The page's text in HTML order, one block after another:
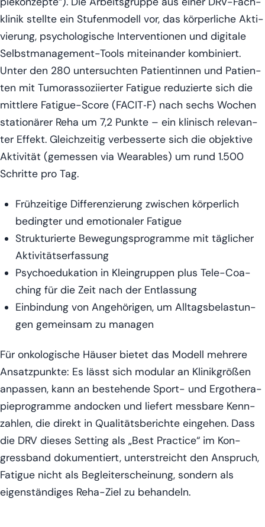
kli­nik stell­te ein Stu­fen­mo­dell vor, das kör­per­li­che Akti­
vie­rung, psy­cho­lo­gi­sche Inter­ven­tio­nen und digi­ta­le
Selbst­ma­nage­ment-Tools mit­ein­an­der kom­bi­niert.
Unter den 280 unter­such­ten Pati­en­tin­nen und Pati­en­
ten mit Tumo­r­as­so­zi­ier­ter Fati­gue redu­zier­te sich die
mitt­le­re Fati­gue-Score (FACIT‑F) nach sechs Wochen
sta­tio­nä­rer Reha um 7,2 Punk­te – ein kli­nisch rele­van­
ter Effekt. Gleich­zei­tig ver­bes­ser­te sich die objek­ti­ve
Akti­vi­tät (gemes­sen via Weara­bles) um rund 1.500
Schrit­te pro Tag.
Früh­zei­ti­ge Dif­fe­ren­zie­rung zwi­schen kör­per­lich
beding­ter und emo­tio­na­ler Fatigue
Struk­tu­rier­te Bewe­gungs­pro­gram­me mit täg­li­cher
Aktivitätserfassung
Psy­cho­edu­ka­ti­on in Klein­grup­pen plus Tele-Coa­
ching für die Zeit nach der Entlassung
Ein­bin­dung von Ange­hö­ri­gen, um All­tags­be­las­tun­
gen gemein­sam zu managen
Für onko­lo­gi­sche Häu­ser bie­tet das Modell meh­re­re
Ansatz­punk­te: Es lässt sich modu­lar an Kli­nik­grö­ßen
anpas­sen, kann an bestehen­de Sport- und Ergo­the­ra­
pie­pro­gram­me ando­cken und lie­fert mess­ba­re Kenn­
zah­len, die direkt in Qua­li­täts­be­rich­te ein­ge­hen. Dass
die DRV die­ses Set­ting als „Best Prac­ti­ce“ im Kon­
gress­band doku­men­tiert, unter­streicht den Anspruch,
Fati­gue nicht als Begleit­erschei­nung, son­dern als
eigen­stän­di­ges Reha-Ziel zu behandeln.